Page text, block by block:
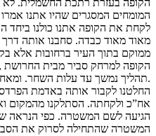
הקופה בעזרת רתכת החשמלית. לא
המומחים המסגרים שהיו אתנו
לקחת את הקופה אתנו כולנו ביחד
מאוד מאוד כבדה. סחבנו אותה
ממוקם בתוך העיר ברחובות אלא
הקופה למרחק סביר מבית החרושת
.תהליך נמשך עד עלות השחר.
החלטנו לקבור אותה באדמת
אח”כ ולקחתה. הסתלקנו מהמקום
הגיעה לשם המשטרה. כפי הנראה
המשטרה שהתחילה לסרוק את